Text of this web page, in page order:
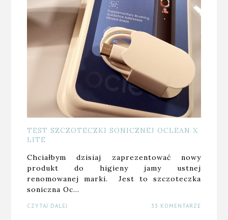
TEST SZCZOTECZKI SONICZNEJ OCLEAN X
LITE
Chciałbym dzisiaj zaprezentować nowy
produkt do higieny jamy ustnej
renomowanej marki. Jest to szczoteczka
soniczna Oc…
CZYTAJ DALEJ 33 KOMENTARZE